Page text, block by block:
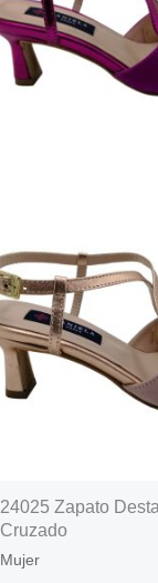
24025 Zapato
Cruzado
Mujer